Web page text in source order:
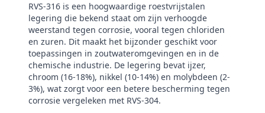
RVS-316 is een hoogwaardige roestvrijstalen
legering die bekend staat om zijn verhoogde
weerstand tegen corrosie, vooral tegen chloriden
en zuren. Dit maakt het bijzonder geschikt voor
toepassingen in zoutwateromgevingen en in de
chemische industrie. De legering bevat ijzer,
chroom (16-18%), nikkel (10-14%) en molybdeen (2-
3%), wat zorgt voor een betere bescherming tegen
corrosie vergeleken met RVS-304.